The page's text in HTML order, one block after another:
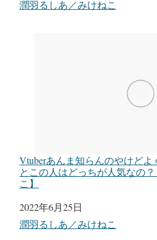
関連理由
潤羽るしあ／みけねこ
Vtuberあんま知らんのやけど
とこの人はどっちが人気なの
こ】
日付
2022年6月25日
関連理由
潤羽るしあ／みけねこ